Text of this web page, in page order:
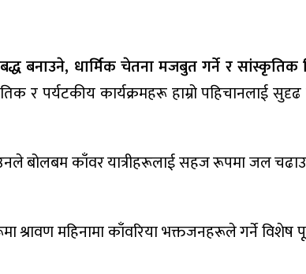
बनाउने, धार्मिक चेतना मजबुत गर्ने र सांस्कृतिक
र पर्यटकीय कार्यक्रमहरू हाम्रो पहिचानलाई
बोलबम काँवर यात्रीहरूलाई सहज रूपमा जल
श्रावण महिनामा काँवरिया भक्तजनहरूले गर्ने विशेष